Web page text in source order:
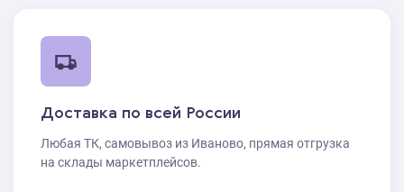
Доставка по всей России
Любая ТК, самовывоз из Иваново, прямая отгрузка
на склады маркетплейсов.